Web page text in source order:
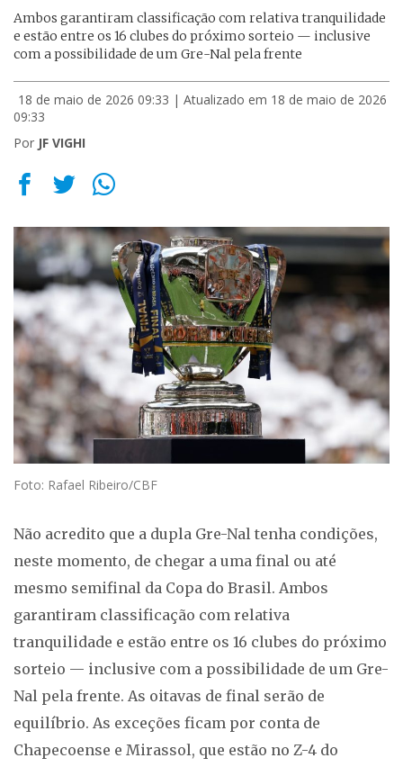
Ambos garantiram classificação com relativa tranquilidade
e estão entre os 16 clubes do próximo sorteio — inclusive
com a possibilidade de um Gre-Nal pela frente
18 de maio de 2026 09:33 | Atualizado em 18 de maio de 2026
09:33
Por JF VIGHI
Foto: Rafael Ribeiro/CBF
Não acredito que a dupla Gre-Nal tenha condições,
neste momento, de chegar a uma final ou até
mesmo semifinal da Copa do Brasil. Ambos
garantiram classificação com relativa
tranquilidade e estão entre os 16 clubes do próximo
sorteio — inclusive com a possibilidade de um Gre-
Nal pela frente. As oitavas de final serão de
equilíbrio. As exceções ficam por conta de
Chapecoense e Mirassol, que estão no Z-4 do